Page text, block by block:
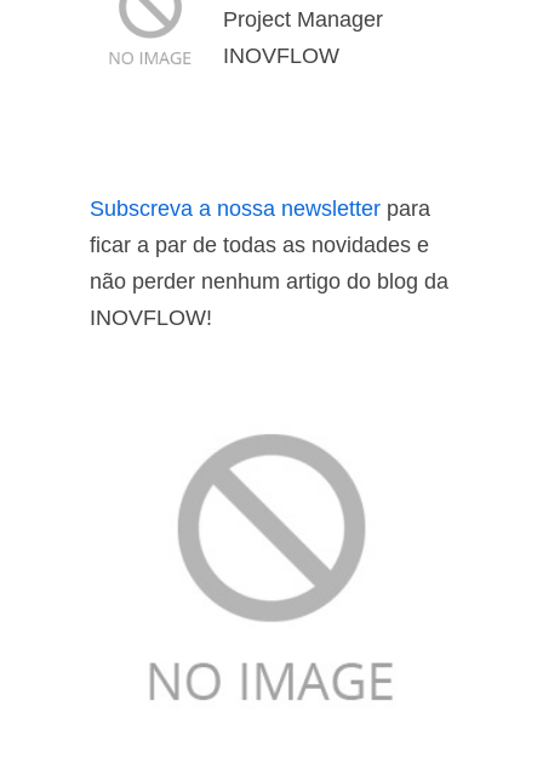
Project Manager
INOVFLOW
Subscreva a nossa newsletter para
ficar a par de todas as novidades e
não perder nenhum artigo do blog da
INOVFLOW!